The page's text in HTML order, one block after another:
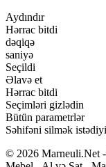
Aydındır
Hərrac bitdi
dəqiqə
saniyə
Seçildi
Əlavə et
Hərrac bitdi
Seçimləri gizlədin
Bütün parametrlər
Səhifəni silmək
© 2026 Marneuli.Net -